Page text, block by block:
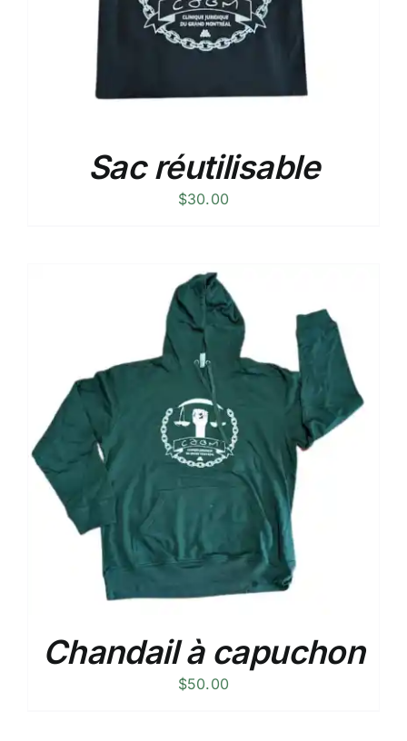
Sac réutilisable
$30.00
Chandail à capuchon
$50.00